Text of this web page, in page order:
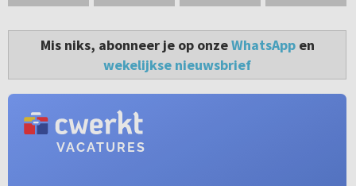
Mis niks, abonneer je op onzeWhatsAppen
wekelijkse nieuwsbrief